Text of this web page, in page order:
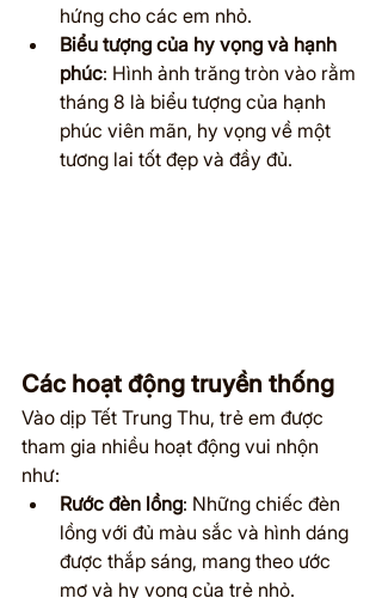
hứng cho các em nhỏ.
Biểu tượng của hy vọng và hạnh
phúc: Hình ảnh trăng tròn vào rằm
tháng 8 là biểu tượng của hạnh
phúc viên mãn, hy vọng về một
tương lai tốt đẹp và đầy đủ.
Các hoạt động truyền thống
Vào dịp Tết Trung Thu, trẻ em được
tham gia nhiều hoạt động vui nhộn
như:
Rước đèn lồng: Những chiếc đèn
lồng với đủ màu sắc và hình dáng
được thắp sáng, mang theo ước
mơ và hy vọng của trẻ nhỏ.